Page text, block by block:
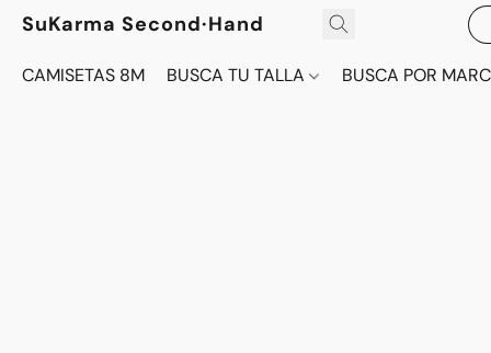
SuKarma Second·Hand
CAMISETAS 8M BUSCA TU TALLA BUSCA POR